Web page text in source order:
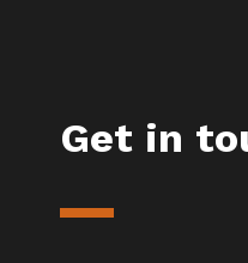
Get in